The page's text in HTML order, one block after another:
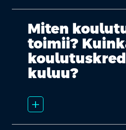
Miten
toimii?
kuluu?
add_2